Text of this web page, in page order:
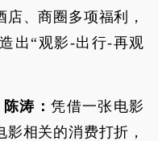
、商圈多项福利，
出“观影-出行-再观
陈涛：凭借一张电影
相关的消费打折，